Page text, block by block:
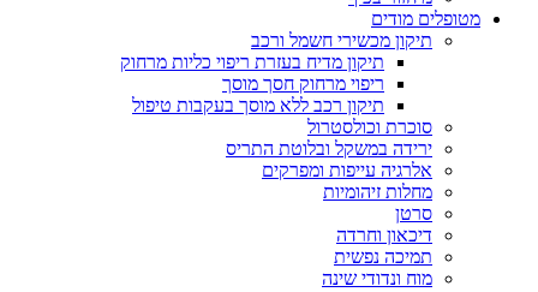
מטופלים מודים
תיקון מכשירי חשמל ורכב
תיקון מדיח בעזרת ריפוי כליות מרחוק
ריפוי מרחוק חסך מוסך
תיקון רכב ללא מוסך בעקבות טיפול
סוכרת וכולסטרול
ירידה במשקל ובלוטת התריס
אלרגיה עייפות ומפרקים
מחלות זיהומיות
סרטן
דיכאון וחרדה
תמיכה נפשית
מוח ונדודי שינה